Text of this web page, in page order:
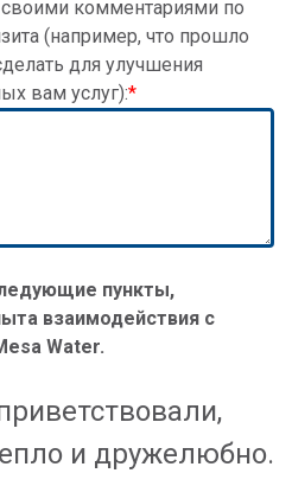
комментариями по
(например, что прошло
для улучшения
вам услуг):
пункты,
взаимодействия с
Water.
и дружелюбно.